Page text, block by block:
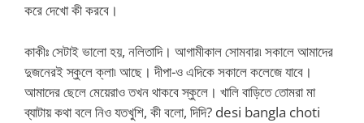
করে দেখো কী করবে।
কাকীঃ সেটাই ভালো হয়, নলিতাদি। আগামীকাল সোমবার৷ সকালে আমাদের
দুজনেরই স্কুলে ক্লা৷ আছে। দীপা-ও এদিকে সকালে কলেজে যাবে।
আমাদের ছেলে মেয়েরাও তখন থাকবে স্কুলে। খালি বাড়িতে তোমরা মা
ব্যাটায় কথা বলে নিও যতখুশি, কী বলো, দিদি? desi bangla choti